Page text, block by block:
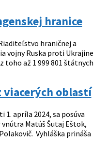
hranice
hraničnej a
vojny Ruska proti Ukrajine
toho až 1 999 801 štátnych
viacerých oblastí
apríla 2024, sa posúva
Matúš Šutaj Eštok,
Vyhláška prináša